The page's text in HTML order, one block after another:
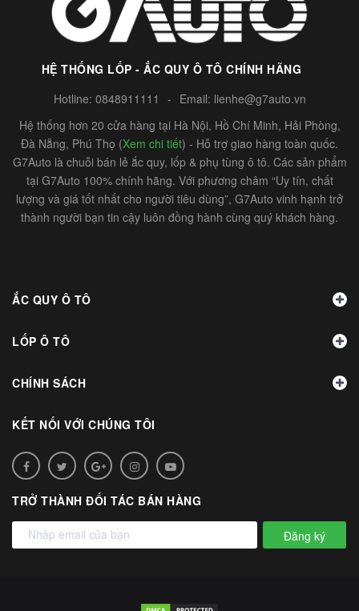
HỆ THỐNG LỐP - ẮC QUY Ô TÔ CHÍNH HÃNG
Hotline: 0848911111 - Email: lienhe@g7auto.vn
Hệ thống hơn 20 cửa hàng tại Hà Nội, Hồ Chí Minh, Hải Phòng,
Đà Nẵng, Phú Thọ (Xem chi tiết) - Hỗ trợ giao hàng toàn quốc.
G7Auto là chuỗi bán lẻ ắc quy, lốp & phụ tùng ô tô. Các sản phẩm
tại G7Auto 100% chính hãng. Với phương châm “Uy tín, chất
lượng và giá tốt nhất cho người tiêu dùng”, G7Auto vinh hạnh trở
thành người bạn tin cậy luôn đồng hành cùng quý khách hàng.
ẮC QUY Ô TÔ
LỐP Ô TÔ
CHÍNH SÁCH
KẾT NỐI VỚI CHÚNG TÔI
TRỞ THÀNH ĐỐI TÁC BÁN HÀNG
Đăng ký